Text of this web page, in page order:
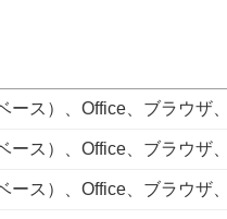
ス）、Office、ブラウザ
ス）、Office、ブラウザ
ス）、Office、ブラウザ